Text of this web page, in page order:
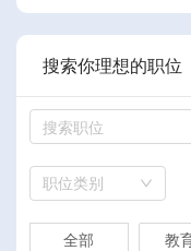
搜索你理想的职位
职位类别
全部 教